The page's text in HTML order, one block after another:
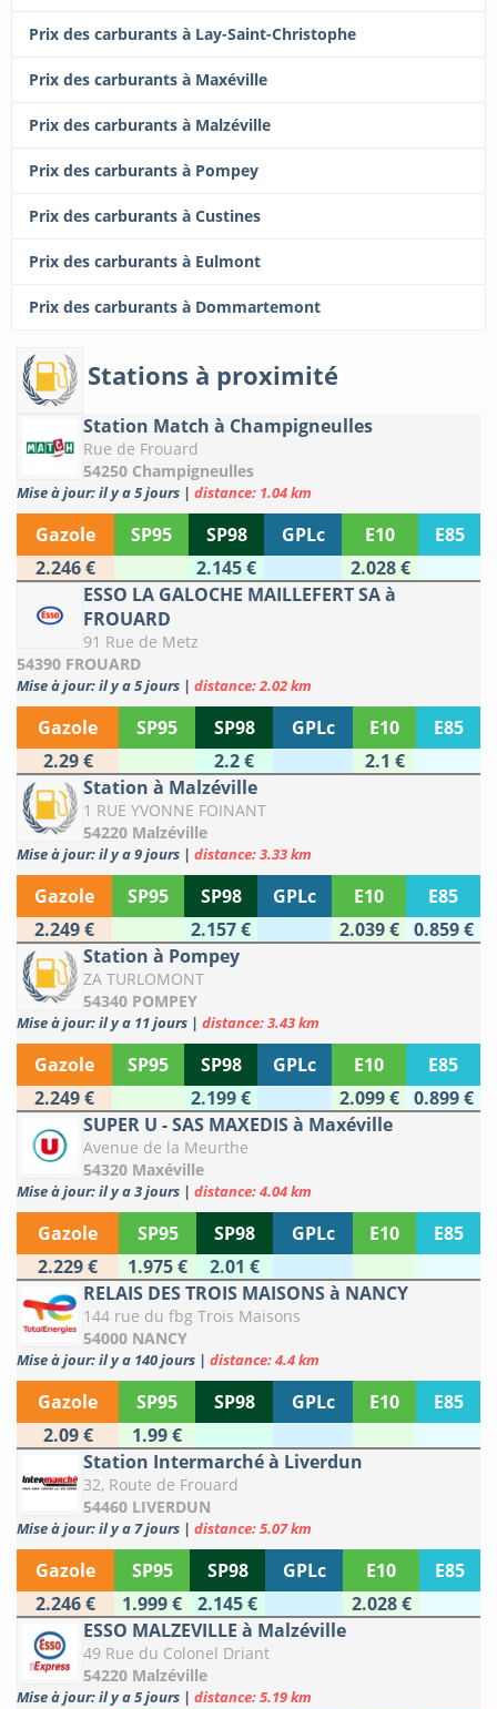
Prix des carburants à Lay-Saint-Christophe
Prix des carburants à Maxéville
Prix des carburants à Malzéville
Prix des carburants à Pompey
Prix des carburants à Custines
Prix des carburants à Eulmont
Prix des carburants à Dommartemont
Stations à proximité
Station Match à Champigneulles
Rue de Frouard
54250 Champigneulles
Mise à jour: il y a 5 jours | distance: 1.04 km
Gazole SP95 SP98 GPLc E10
E85
2.246 €
2.145 €
2.028 €
ESSO LA GALOCHE MAILLEFERT SA à
FROUARD
91 Rue de Metz
54390 FROUARD
Mise à jour: il y a 5 jours | distance: 2.02 km
Gazole SP95 SP98 GPLc E10
E85
2.29 €
2.2 €
2.1 €
Station à Malzéville
1 RUE YVONNE FOINANT
54220 Malzéville
Mise à jour: il y a 9 jours | distance: 3.33 km
Gazole SP95 SP98 GPLc E10
E85
2.249 €
2.157 € 2.039 €
0.859 €
Station à Pompey
ZA TURLOMONT
54340 POMPEY
Mise à jour: il y a 11 jours | distance: 3.43 km
Gazole SP95 SP98 GPLc E10
E85
2.249 €
2.199 € 2.099 €
0.899 €
SUPER U - SAS MAXEDIS à Maxéville
Avenue de la Meurthe
54320 Maxéville
Mise à jour: il y a 3 jours | distance: 4.04 km
Gazole SP95 SP98 GPLc E10
E85
2.229 €
1.975 €
2.01 €
RELAIS DES TROIS MAISONS à NANCY
144 rue du fbg Trois Maisons
54000 NANCY
Mise à jour: il y a 140 jours | distance: 4.4 km
Gazole SP95 SP98 GPLc E10
E85
2.09 €
1.99 €
Station Intermarché à Liverdun
32, Route de Frouard
54460 LIVERDUN
Mise à jour: il y a 7 jours | distance: 5.07 km
Gazole SP95 SP98 GPLc E10
E85
2.246 €
1.999 € 2.145 €
2.028 €
ESSO MALZEVILLE à Malzéville
49 Rue du Colonel Driant
54220 Malzéville
Mise à jour: il y a 5 jours | distance: 5.19 km